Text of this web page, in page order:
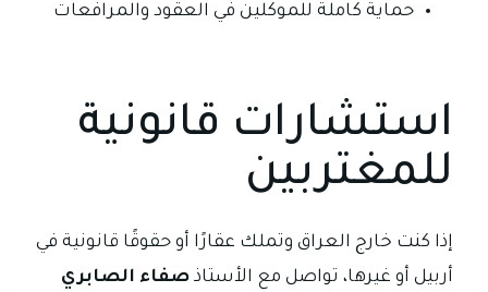
حماية كاملة للموكلين في العقود والمرافعات
استشارات قانونية
للمغتربين
إذا كنت خارج العراق وتملك عقارًا أو حقوقًا قانونية في
أربيل أو غيرها، تواصل مع الأستاذ صفاء الصابري